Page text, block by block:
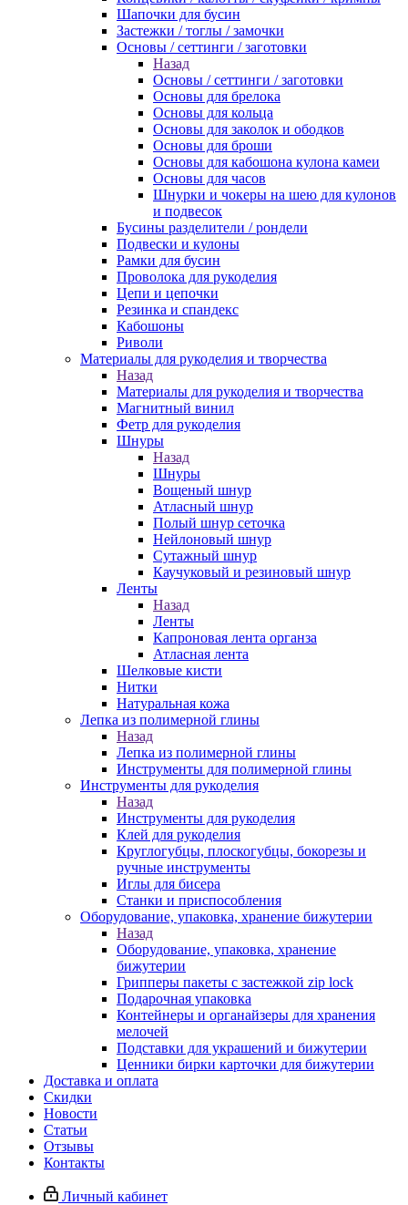
Шапочки для бусин
Застежки / тоглы / замочки
Основы / сеттинги / заготовки
Назад
Основы / сеттинги / заготовки
Основы для брелока
Основы для кольца
Основы для заколок и ободков
Основы для броши
Основы для кабошона кулона камеи
Основы для часов
Шнурки и чокеры на шею для кулонов
и подвесок
Бусины разделители / рондели
Подвески и кулоны
Рамки для бусин
Проволока для рукоделия
Цепи и цепочки
Резинка и спандекс
Кабошоны
Риволи
Материалы для рукоделия и творчества
Назад
Материалы для рукоделия и творчества
Магнитный винил
Фетр для рукоделия
Шнуры
Назад
Шнуры
Вощеный шнур
Атласный шнур
Полый шнур сеточка
Нейлоновый шнур
Сутажный шнур
Каучуковый и резиновый шнур
Ленты
Назад
Ленты
Капроновая лента органза
Атласная лента
Шелковые кисти
Нитки
Натуральная кожа
Лепка из полимерной глины
Назад
Лепка из полимерной глины
Инструменты для полимерной глины
Инструменты для рукоделия
Назад
Инструменты для рукоделия
Клей для рукоделия
Круглогубцы, плоскогубцы, бокорезы и
ручные инструменты
Иглы для бисера
Станки и приспособления
Оборудование, упаковка, хранение бижутерии
Назад
Оборудование, упаковка, хранение
бижутерии
Грипперы пакеты с застежкой zip lock
Подарочная упаковка
Контейнеры и органайзеры для хранения
мелочей
Подставки для украшений и бижутерии
Ценники бирки карточки для бижутерии
Доставка и оплата
Скидки
Новости
Статьи
Отзывы
Контакты
Личный кабинет